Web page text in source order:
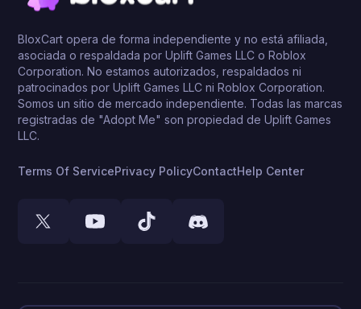
BloxCart opera de forma independiente y no está afiliada,
asociada o respaldada por Uplift Games LLC o Roblox
Corporation. No estamos autorizados, respaldados ni
patrocinados por Uplift Games LLC ni Roblox Corporation.
Somos un sitio de mercado independiente. Todas las marcas
registradas de "Adopt Me" son propiedad de Uplift Games
LLC.
Terms Of ServicePrivacy PolicyContactHelp Center